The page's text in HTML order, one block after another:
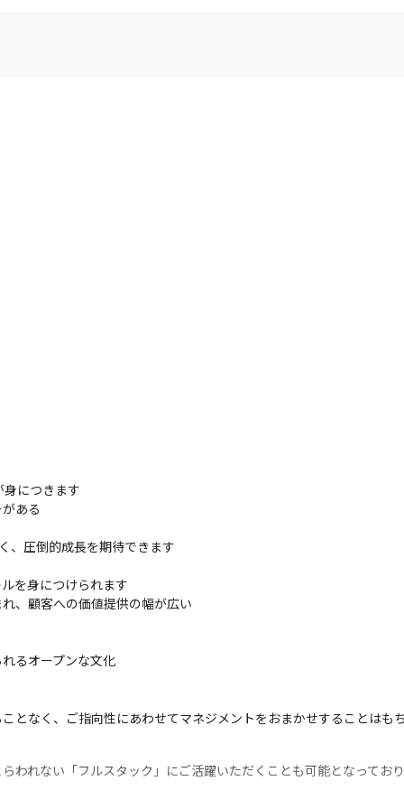
につきます
ある
、圧倒的成長を期待できます
を身につけられます
、顧客への価値提供の幅が広い
るオープンな文化
となく、ご指向性にあわせてマネジメントをおまかせすることはも
われない「フルスタック」にご活躍いただくことも可能となってお